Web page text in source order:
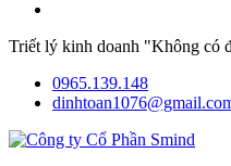
Triết lý kinh doanh "Không có
0965.139.148